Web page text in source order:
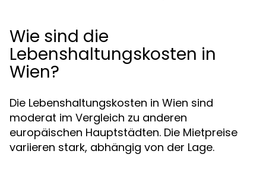
Wie sind die
Lebenshaltungskosten in
Wien?
Die Lebenshaltungskosten in Wien sind
moderat im Vergleich zu anderen
europäischen Hauptstädten. Die Mietpreise
variieren stark, abhängig von der Lage.